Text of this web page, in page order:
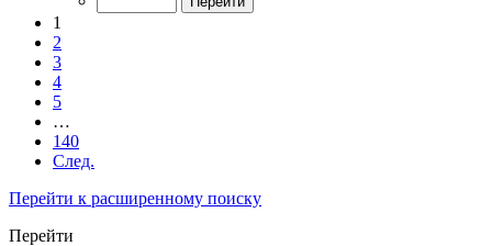
1
2
3
4
5
…
140
След.
Перейти к расширенному поиску
Перейти